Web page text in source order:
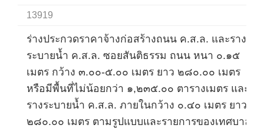
13919
ร่างประกวดราคาจ้างก่อสร้างถนน ค.ส.ล. และราง
ระบายน้ำ ค.ส.ล. ซอยสันติธรรม ถนน หนา ๐.๑๕
เมตร กว้าง ๓.๐๐-๕.๐๐ เมตร ยาว ๒๘๐.๐๐ เมตร
หรือมีพื้นที่ไม่น้อยกว่า ๑,๒๓๕.๐๐ ตารางเมตร และ
รางระบายน้ำ ค.ส.ล. ภายในกว้าง ๐.๔๐ เมตร ยาว
๒๘๐.๐๐ เมตร ตามรูปแบบและรายการของเทศบาล